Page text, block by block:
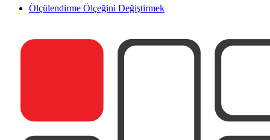
Ölçülendirme Ölçeğini Değiştirmek